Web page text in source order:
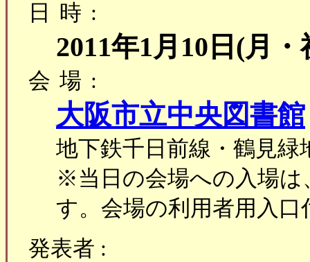
日時:
2011年1月10日(月・
会場:
大阪市立中央図書館
地下鉄千日前線・鶴見緑
※当日の会場への入場は
す。会場の利用者用入
発表者 :